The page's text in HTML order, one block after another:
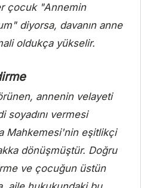
çocuk "Annemin
diyorsa, davanın anne
oldukça yükselir.
annenin velayeti
soyadını vermesi
Mahkemesi'nin eşitlikçi
dönüşmüştür. Doğru
ve çocuğun üstün